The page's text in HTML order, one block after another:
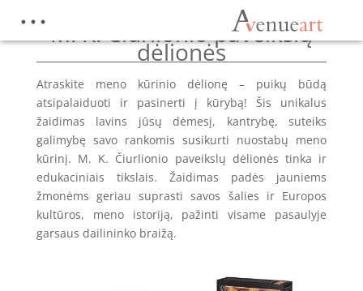
M. K. Čiurlionio paveikslų
dėlionės
Atraskite meno kūrinio dėlionę – puikų būdą
atsipalaiduoti ir pasinerti į kūrybą! Šis unikalus
žaidimas lavins jūsų dėmesį, kantrybę, suteiks
galimybę savo rankomis susikurti nuostabų meno
kūrinį. M. K. Čiurlionio paveikslų dėlionės tinka ir
edukaciniais tikslais. Žaidimas padės jauniems
žmonėms geriau suprasti savos šalies ir Europos
kultūros, meno istoriją, pažinti visame pasaulyje
garsaus dailininko braižą.